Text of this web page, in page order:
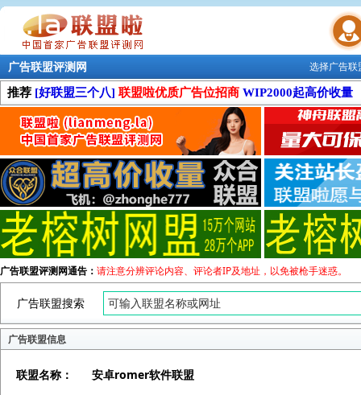
联盟学院
选择广告
广告联盟评测网
推荐 [好联盟三个八] 联盟啦优质广告位招商 WIP2000起高价收量
广告联盟评测网通告： 请注意分辨评论内容、评论者IP及地址，以免被枪手迷惑。
广告联盟搜索
广告联盟信息
联盟名称：
安卓romer软件联盟